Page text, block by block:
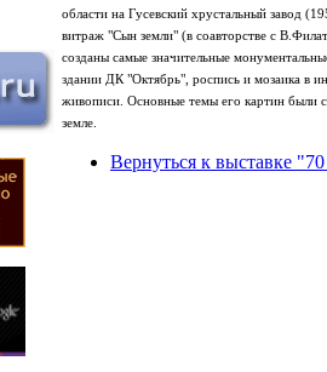
области на Гусевский хрустальный завод
витраж "Сын земли" (в соавторстве с
созданы самые значительные
здании ДК "Октябрь", роспись и мозаика в
живописи. Основные темы его картин были
земле.
Вернуться к выставке